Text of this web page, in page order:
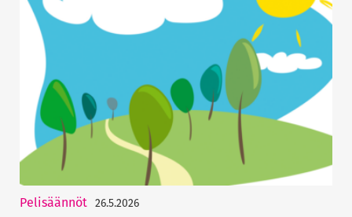
Pelisäännöt 26.5.2026